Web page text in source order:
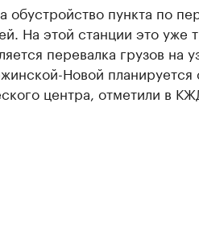
обустройство пункта по
На этой станции это уже
перевалка грузов на
Новой планируется
центра, отметили в